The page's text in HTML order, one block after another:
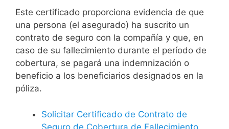
Este certificado proporciona evidencia de que
una persona (el asegurado) ha suscrito un
contrato de seguro con la compañía y que, en
caso de su fallecimiento durante el período de
cobertura, se pagará una indemnización o
beneficio a los beneficiarios designados en la
póliza.
Solicitar Certificado de Contrato de
Seguro de Cobertura de Fallecimiento